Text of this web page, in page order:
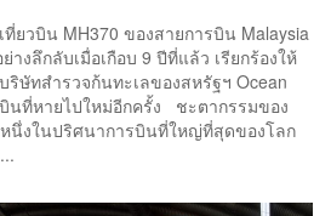
ยวบิน MH370 ของสายการบิน Malaysia
งลึกลับเมื่อเกือบ 9 ปีที่แล้ว เรียกร้องให้
ษัทสำรวจก้นทะเลของสหรัฐฯ Ocean
นที่หายไปใหม่อีกครั้ง ชะตากรรมของ
หนึ่งในปริศนาการบินที่ใหญ่ที่สุดของโลก